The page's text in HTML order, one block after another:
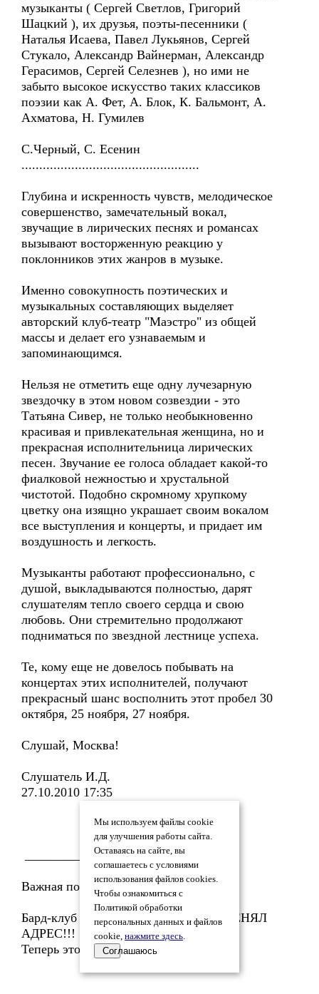
музыканты ( Сергей Светлов, Григорий
Шацкий ), их друзья, поэты-песенники (
Наталья Исаева, Павел Лукьянов, Сергей
Стукало, Александр Вайнерман, Александр
Герасимов, Сергей Селезнев ), но ими не
забыто высокое искусство таких классиков
поэзии как А. Фет, А. Блок, К. Бальмонт, А.
Ахматова, Н. Гумилев
С.Черный, С. Есенин
..................................................
Глубина и искренность чувств, мелодическое
совершенство, замечательный вокал,
звучащие в лирических песнях и романсах
вызывают восторженную реакцию у
поклонников этих жанров в музыке.
Именно совокупность поэтических и
музыкальных составляющих выделяет
авторский клуб-театр "Маэстро" из общей
массы и делает его узнаваемым и
запоминающимся.
Нельзя не отметить еще одну лучезарную
звездочку в этом новом созвездии - это
Татьяна Сивер, не только необыкновенно
красивая и привлекательная женщина, но и
прекрасная исполнительница лирических
песен. Звучание ее голоса обладает какой-то
фиалковой нежностью и хрустальной
чистотой. Подобно скромному хрупкому
цветку она изящно украшает своим вокалом
все выступления и концерты, и придает им
воздушность и легкость.
Музыканты работают профессионально, с
душой, выкладываются полностью, дарят
слушателям тепло своего сердца и свою
любовь. Они стремительно продолжают
подниматься по звездной лестнице успеха.
Те, кому еще не довелось побывать на
концертах этих исполнителей, получают
прекрасный шанс восполнить этот пробел 30
октября, 25 ноября, 27 ноября.
Слушай, Москва!
Слушатель И.Д.
27.10.2010 17:35
________________________________
Важная поправка.
Бард-клуб "ГНЕЗДО ГЛУХАРЯ" ПОМЕНЯЛ
АДРЕС!!!
Теперь это ЦВЕТНОЙ БУЛЬВАР, 30.
Мы используем файлы cookie
для улучшения работы сайта.
Оставаясь на сайте, вы
соглашаетесь с условиями
использования файлов cookies.
Чтобы ознакомиться с
Политикой обработки
персональных данных и файлов
cookie, нажмите здесь.
Соглашаюсь